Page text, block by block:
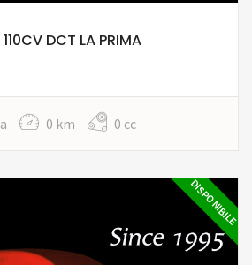
DCT LA PRIMA
0 km 0 cc
DISPONIBILE